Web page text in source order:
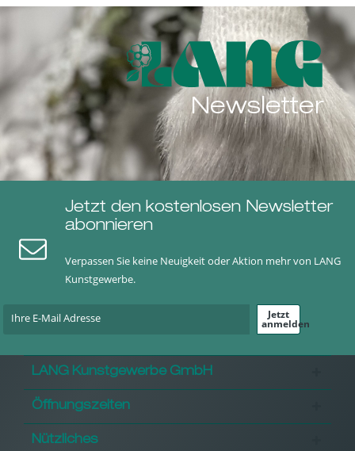
Newsletter
Jetzt den kostenlosen Newsletter
abonnieren
Verpassen Sie keine Neuigkeit oder Aktion mehr von LANG
Kunstgewerbe.
Jetzt
anmelden
LANG Kunstgewerbe GmbH
Öffnungszeiten
Nützliches